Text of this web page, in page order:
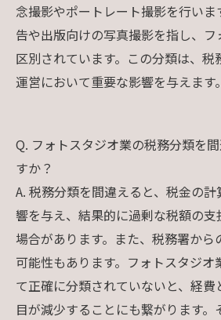
念撮影やポートレート撮影を行い
告や出版向けの写真撮影を指し、
区別されています。この分類は、税
運営において重要な影響を与えます。
Q. フォトスタジオ業の税務分類を
すか？
A. 税務分類を間違えると、税金の
響を与え、結果的に過剰な税額の
場合があります。また、税務署から
可能性もあります。フォトスタジオ
て正確に分類されていないと、経
目が減少することにも繋がります